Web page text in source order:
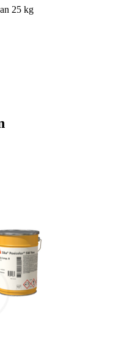
25 kg